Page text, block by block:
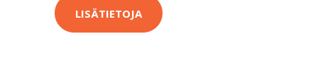
LISÄTIETOJA